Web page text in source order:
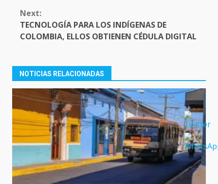
Next:
TECNOLOGÍA PARA LOS INDÍGENAS DE
COLOMBIA, ELLOS OBTIENEN CÉDULA DIGITAL
NOTICIAS RELACIONADAS